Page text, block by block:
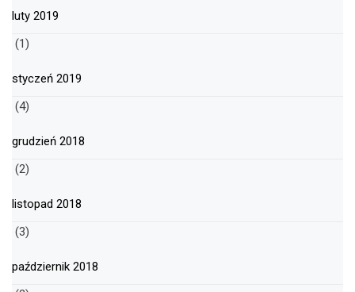
luty 2019
(1)
styczeń 2019
(4)
grudzień 2018
(2)
listopad 2018
(3)
październik 2018